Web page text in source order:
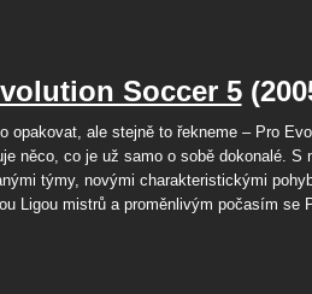
Soccer 5
opakovat, ale stejně to řekneme – Pro
něco, co je už samo o sobě dokonalé. S
týmy, novými charakteristickými
Ligou mistrů a proměnlivým počasím se